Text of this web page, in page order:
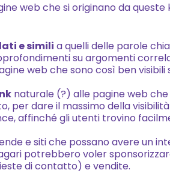
web che si originano da
e simili a quelli delle parole
su argomenti
web che sono così ben visibili
naturale (?) alle pagine web che
per dare il massimo della
affinché gli utenti trovino
e siti che possano avere un
potrebbero voler
di contatto) e vendite.